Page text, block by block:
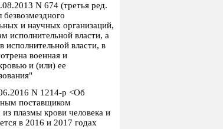
N 674 (третья ред.
и научных организаций,
исполнительной власти, а
исполнительной власти, в
военная и
и (или) ее
N 1214-р <Об
поставщиком
плазмы крови человека и
в 2016 и 2017 годах